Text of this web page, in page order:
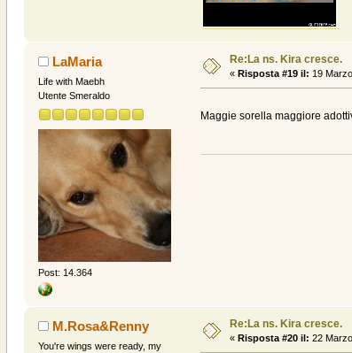
LaMaria
Life with Maebh
Utente Smeraldo
Post: 14.364
Re:La ns. Kira cresce.
« Risposta #19 il: 19
Maggie sorella maggiore
M.Rosa&Renny
You're wings were ready, my
Re:La ns. Kira cresce.
« Risposta #20 il: 22